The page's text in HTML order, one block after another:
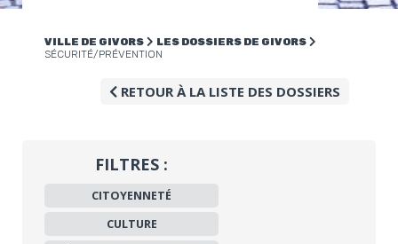
VILLE DE GIVORS
LES DOSSIERS DE GIVORS
SÉCURITÉ/PRÉVENTION
RETOUR À LA LISTE DES DOSSIERS
FILTRES :
CITOYENNETÉ
CULTURE